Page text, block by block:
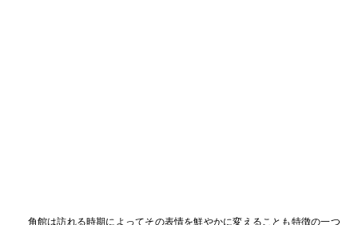
角館は訪れる時期によってその表情を鮮やかに変えることも特徴の一つ